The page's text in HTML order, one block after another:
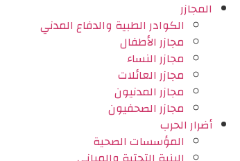
المجازر
الكوادر الطبية والدفاع المدني
مجازر الأطفال
مجازر النساء
مجازر العائلات
مجازر المدنيون
مجازر الصحفيون
أضرار الحرب
المؤسسات الصحية